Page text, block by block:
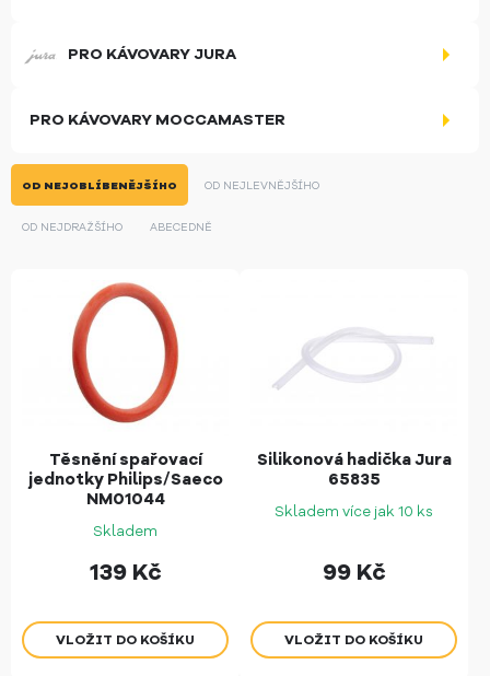
PRO KÁVOVARY JURA
PRO KÁVOVARY MOCCAMASTER
OD NEJOBLÍBENĚJŠÍHO OD NEJLEVNĚJŠÍHO
OD NEJDRAŽŠÍHO ABECEDNĚ
Těsnění spařovací
jednotky Philips/Saeco
NM01044
Skladem
139 Kč
Silikonová hadička Jura
65835
Skladem více jak 10 ks
99 Kč